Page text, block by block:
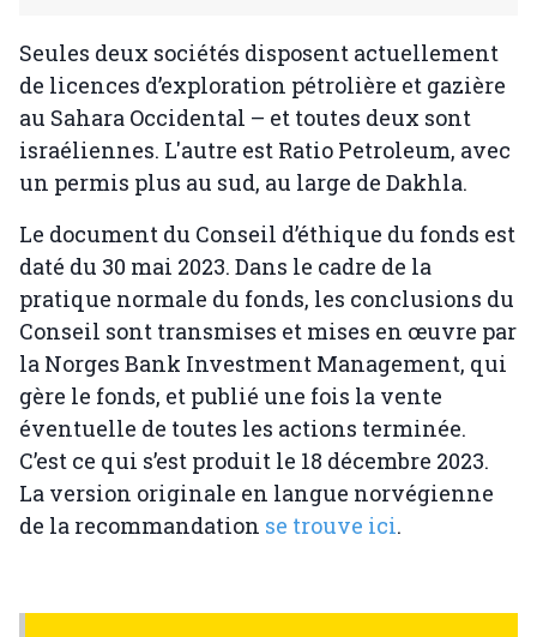
Seules deux sociétés disposent actuellement
de licences d’exploration pétrolière et gazière
au Sahara Occidental – et toutes deux sont
israéliennes. L'autre est Ratio Petroleum, avec
un permis plus au sud, au large de Dakhla.
Le document du Conseil d’éthique du fonds est
daté du 30 mai 2023. Dans le cadre de la
pratique normale du fonds, les conclusions du
Conseil sont transmises et mises en œuvre par
la Norges Bank Investment Management, qui
gère le fonds, et publié une fois la vente
éventuelle de toutes les actions terminée.
C’est ce qui s’est produit le 18 décembre 2023.
La version originale en langue norvégienne
de la recommandation se trouve ici.